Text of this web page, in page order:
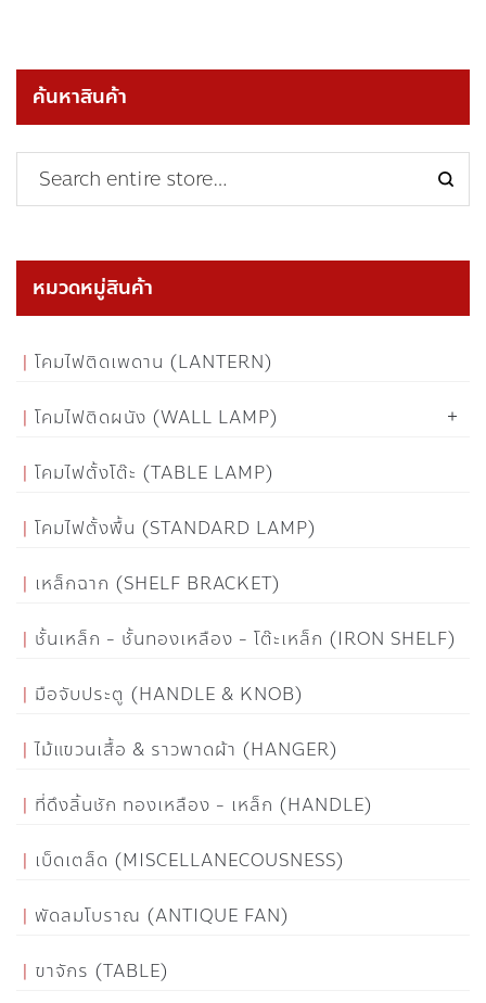
ค้นหาสินค้า
หมวดหมู่สินค้า
โคมไฟติดเพดาน (LANTERN)
โคมไฟติดผนัง (WALL LAMP)
โคมไฟตั้งโต๊ะ (TABLE LAMP)
โคมไฟตั้งพื้น (STANDARD LAMP)
เหล็กฉาก (SHELF BRACKET)
ชั้นเหล็ก - ชั้นทองเหลือง - โต๊ะเหล็ก (IRON SHELF)
มือจับประตู (HANDLE & KNOB)
ไม้แขวนเสื้อ & ราวพาดผ้า (HANGER)
ที่ดึงลิ้นชัก ทองเหลือง - เหล็ก (HANDLE)
เบ็ดเตล็ด (MISCELLANECOUSNESS)
พัดลมโบราณ (ANTIQUE FAN)
ขาจักร (TABLE)